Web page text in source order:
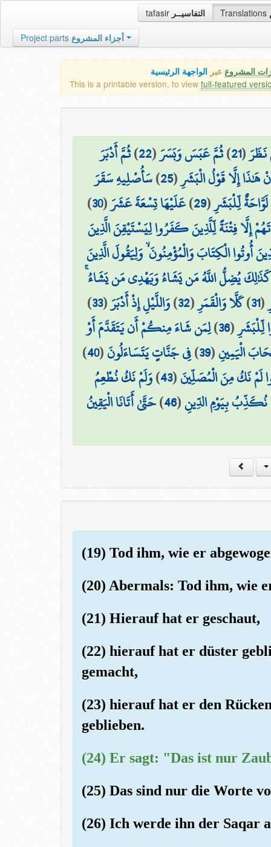
tafasir التفاسيــر Translations
Project parts أجزاء المشروع
المشروع عبر الواجهة الرئيسية
This is a printable version, to view full-featured
(
21
)ثُمَّ عَبَسَ وَبَسَرَ(
22
)ثُمَّ أَدْبَرَ
هَٰذَا إِلَّا قَوْلُ الْبَشَرِ(
25
)سَأُصْلِيهِ سَقَرَ
لَوَّاحَةٌ لِّلْبَشَرِ(
29
)عَلَيْهَا تِسْعَةَ عَشَرَ(
30
)
إِلَّا فِتْنَةً لِّلَّذِينَ كَفَرُوا لِيَسْتَيْقِنَ الَّذِينَ
أُوتُوا الْكِتَابَ وَالْمُؤْمِنُونَ ۙ وَلِيَقُولَ الَّذِينَ
كَذَٰلِكَ يُضِلُّ اللَّهُ مَن يَشَاءُ وَيَهْدِي مَن يَشَاءُ
(
31
)كَلَّا وَالْقَمَرِ(
32
)وَاللَّيْلِ إِذْ أَدْبَرَ(
33
)
لِّلْبَشَرِ(
36
)لِمَن شَاءَ مِنكُمْ أَن يَتَقَدَّمَ أَوْ
الْيَمِينِ(
39
)فِي جَنَّاتٍ يَتَسَاءَلُونَ(
40
)
لَمْ نَكُ مِنَ الْمُصَلِّينَ(
43
)وَلَمْ نَكُ نُطْعِمُ
نُكَذِّبُ بِيَوْمِ الدِّينِ(
46
)حَتَّىٰ أَتَانَا الْيَقِينُ
(19) Tod ihm, wie er
(20) Abermals: Tod ihm, wie
(21) Hierauf hat er geschaut,
(22) hierauf hat er düster
gemacht,
(23) hierauf hat er den
geblieben.
(24) Er sagt: "Das ist nur
(25) Das sind nur die Worte
(26) Ich werde ihn der Saqar